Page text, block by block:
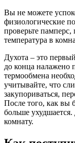
Вы не можете
физиологические
проверьте памперс,
температура в
Духота – это
до конца налажено
термообмена
учитывайте, что
закупориваться,
После того, как вы
больше
комнату.